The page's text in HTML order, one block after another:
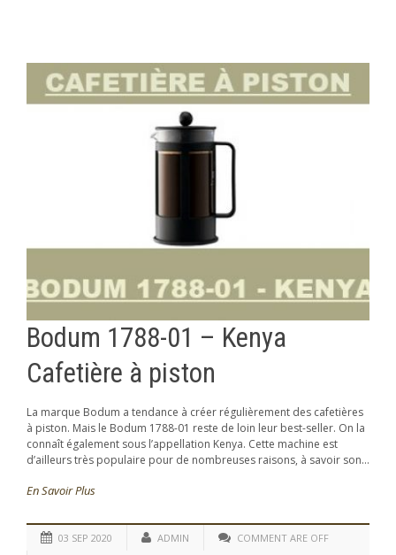
Bodum 1788-01 – Kenya
Cafetière à piston
La marque Bodum a tendance à créer régulièrement des cafetières
à piston. Mais le Bodum 1788-01 reste de loin leur best-seller. On la
connaît également sous l’appellation Kenya. Cette machine est
d’ailleurs très populaire pour de nombreuses raisons, à savoir son...
En Savoir Plus
03 SEP 2020 ADMIN
COMMENT ARE OFF